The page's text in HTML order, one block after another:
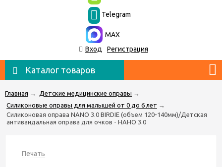
Telegram
MAX
Вход
Регистрация
Каталог товаров
Главная → Детские медицинские оправы →
Силиконовые оправы для малышей от 0 до 6 лет →
Силиконовая оправа NANO 3.0 BIRDIE (объем 120-140мм)/Детская
антивандальная оправа для очков - НАНО 3.0
Печать